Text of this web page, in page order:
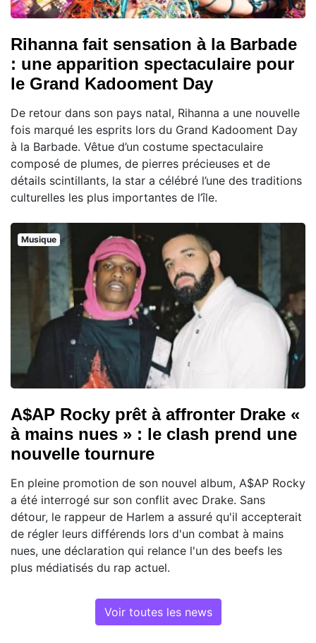
Rihanna fait sensation à la Barbade
: une apparition spectaculaire pour
le Grand Kadooment Day
De retour dans son pays natal, Rihanna a une nouvelle
fois marqué les esprits lors du Grand Kadooment Day
à la Barbade. Vêtue d’un costume spectaculaire
composé de plumes, de pierres précieuses et de
détails scintillants, la star a célébré l’une des traditions
culturelles les plus importantes de l’île.
Musique
A$AP Rocky prêt à affronter Drake «
à mains nues » : le clash prend une
nouvelle tournure
En pleine promotion de son nouvel album, A$AP Rocky
a été interrogé sur son conflit avec Drake. Sans
détour, le rappeur de Harlem a assuré qu'il accepterait
de régler leurs différends lors d'un combat à mains
nues, une déclaration qui relance l'un des beefs les
plus médiatisés du rap actuel.
Voir toutes les news